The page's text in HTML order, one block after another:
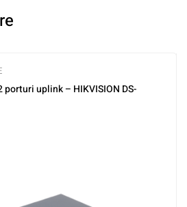
porturi uplink – HIKVISION DS-